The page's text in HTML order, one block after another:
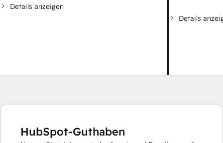
Details anzeigen
Details
HubSpot-Guthaben